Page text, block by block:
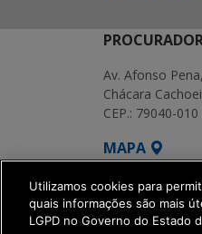
Av. Afonso
Chácara
CEP.: 79040-010
MAPA
SETDIG |
get_footer();
Utilizamos cookies para
quais informações são mais
LGPD no Governo do Estado